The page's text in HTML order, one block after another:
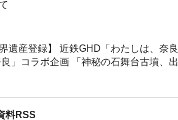
遺産登録】 近鉄GHD「わたしは、奈良
」コラボ企画 「神秘の石舞台古墳、出
料RSS